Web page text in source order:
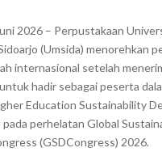
2026 – Perpustakaan
(Umsida) menorehkan
internasional setelah
hadir sebagai peserta
Education Sustainability
pada perhelatan Global
(GSDCongress) 2026.